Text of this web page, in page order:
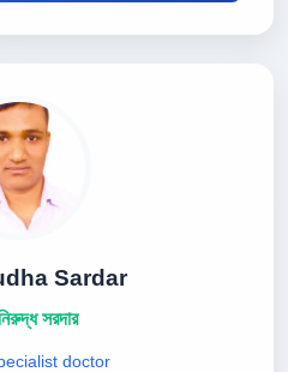
Sardar
সরদার
doctor